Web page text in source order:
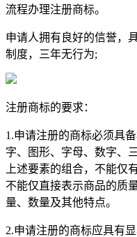
流程办理注册商标。
申请人拥有良好的信誉，
制度，三年无行为;
注册商标的要求：
1.申请注册的商标必须具
字、图形、字母、数字、
上述要素的组合，不能仅
不能仅直接表示商品的质
量、数量及其他特点。
2.申请注册的商标应具有